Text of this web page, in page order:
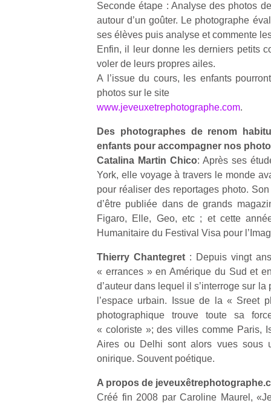
Seconde étape : Analyse des photos
autour d’un goûter. Le photographe
ses élèves puis analyse et commente
Enfin, il leur donne les derniers petits
voler de leurs propres ailes.
A l’issue du cours, les enfants
photos sur le site
www.jeveuxetrephotographe.com.
Des photographes de renom
enfants pour accompagner nos
Catalina Martin Chico: Après ses
York, elle voyage à travers le monde
pour réaliser des reportages photo.
d’être publiée dans de grands
Figaro, Elle, Geo, etc ; et cette
Humanitaire du Festival Visa pour
Thierry Chantegret : Depuis vingt
« errances » en Amérique du Sud et
d’auteur dans lequel il s’interroge sur la
l’espace urbain. Issue de la « Sreet
photographique trouve toute sa
« coloriste »; des villes comme Paris,
Aires ou Delhi sont alors vues sous
onirique. Souvent poétique.
A propos de
Créé fin 2008 par Caroline Maurel,
à
…